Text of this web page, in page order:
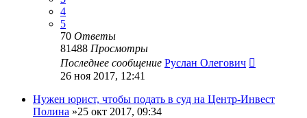
4
5
70 Ответы
81488 Просмотры
Последнее сообщение Руслан Олегович
26 ноя 2017, 12:41
Нужен юрист, чтобы подать в суд на Центр-Инвест
Полина »25 окт 2017, 09:34